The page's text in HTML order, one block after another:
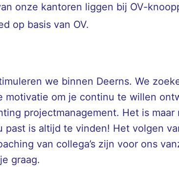
onze kantoren liggen bij OV-
op basis van OV.
we binnen Deerns. We
motivatie om je continu te willen
projectmanagement. Het is
past is altijd te vinden! Het volgen
van collega’s zijn voor ons
graag.